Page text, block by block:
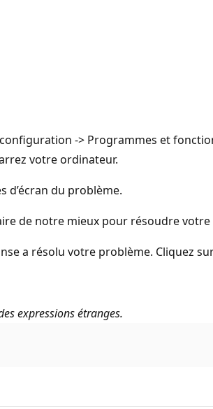
-> Programmes et
votre ordinateur.
d’écran du problème.
de notre mieux pour résoudre
a résolu votre problème. Cliquez
expressions étranges.